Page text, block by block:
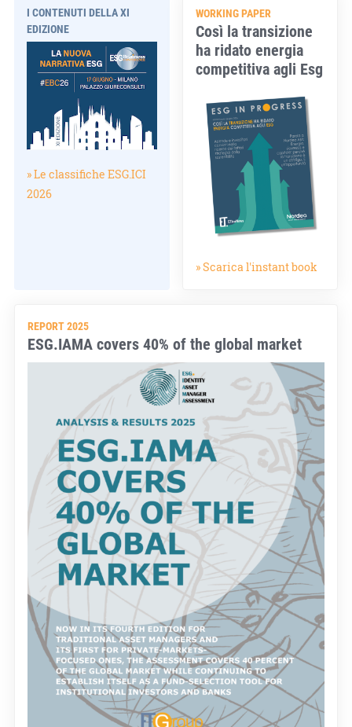
I CONTENUTI DELLA XI
EDIZIONE
» Le classifiche ESG.ICI
2026
WORKING PAPER
Così la transizione
ha ridato energia
competitiva agli Esg
» Scarica l'instant book
REPORT 2025
ESG.IAMA covers 40% of the global market